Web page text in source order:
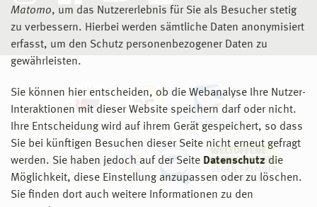
Matomo, um das Nutzererlebnis für Sie als Besucher stetig
zu verbessern. Hierbei werden sämtliche Daten anonymisiert
erfasst, um den Schutz personenbezogener Daten zu
gewährleisten.
Sie können hier entscheiden, ob die Webanalyse Ihre Nutzer-
Interaktionen mit dieser Website speichern darf oder nicht.
Ihre Entscheidung wird auf ihrem Gerät gespeichert, so dass
Sie bei künftigen Besuchen dieser Seite nicht erneut gefragt
werden. Sie haben jedoch auf der Seite Datenschutz die
Möglichkeit, diese Einstellung anzupassen oder zu löschen.
Sie finden dort auch weitere Informationen zu den